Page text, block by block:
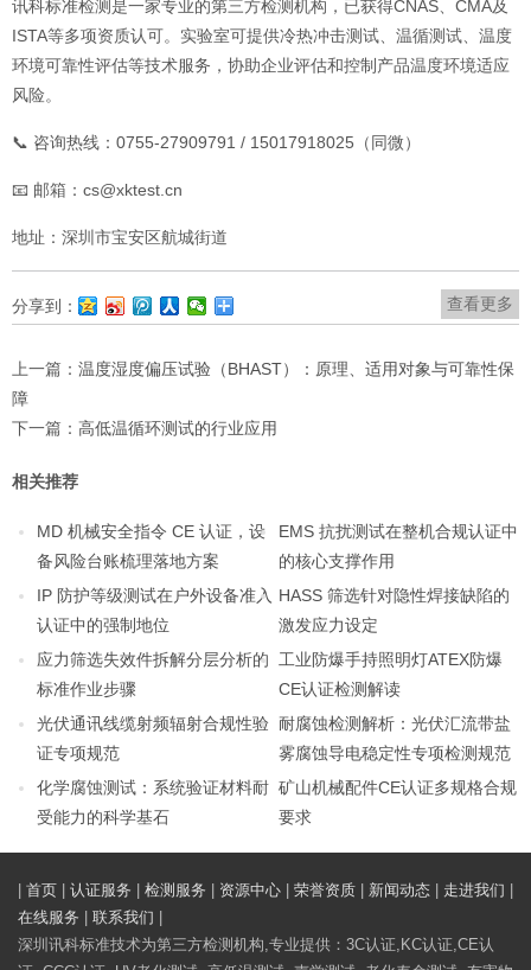
讯科标准检测是一家专业的第三方检测机构，已获得CNAS、CMA及
ISTA等多项资质认可。实验室可提供冷热冲击测试、温循测试、温度
环境可靠性评估等技术服务，协助企业评估和控制产品温度环境适应
风险。
📞 咨询热线：0755-27909791 / 15017918025（同微）
📧 邮箱：cs@xktest.cn
地址：深圳市宝安区航城街道
查看更多
分享到：
上一篇： 温度湿度偏压试验（BHAST）：原理、适用对象与可靠性保
障
下一篇： 高低温循环测试的行业应用
相关推荐
MD 机械安全指令 CE 认证，设
备风险台账梳理落地方案
EMS 抗扰测试在整机合规认证中
的核心支撑作用
IP 防护等级测试在户外设备准入
认证中的强制地位
HASS 筛选针对隐性焊接缺陷的
激发应力设定
应力筛选失效件拆解分层分析的
标准作业步骤
工业防爆手持照明灯ATEX防爆
CE认证检测解读
光伏通讯线缆射频辐射合规性验
证专项规范
耐腐蚀检测解析：光伏汇流带盐
雾腐蚀导电稳定性专项检测规范
化学腐蚀测试：系统验证材料耐
受能力的科学基石
矿山机械配件CE认证多规格合规
要求
首页 认证服务 检测服务 资源中心 荣誉资质 新闻动态 走进我们
在线服务
联系我们
深圳讯科标准技术为第三方检测机构,专业提供：3C认证,KC认证,CE认